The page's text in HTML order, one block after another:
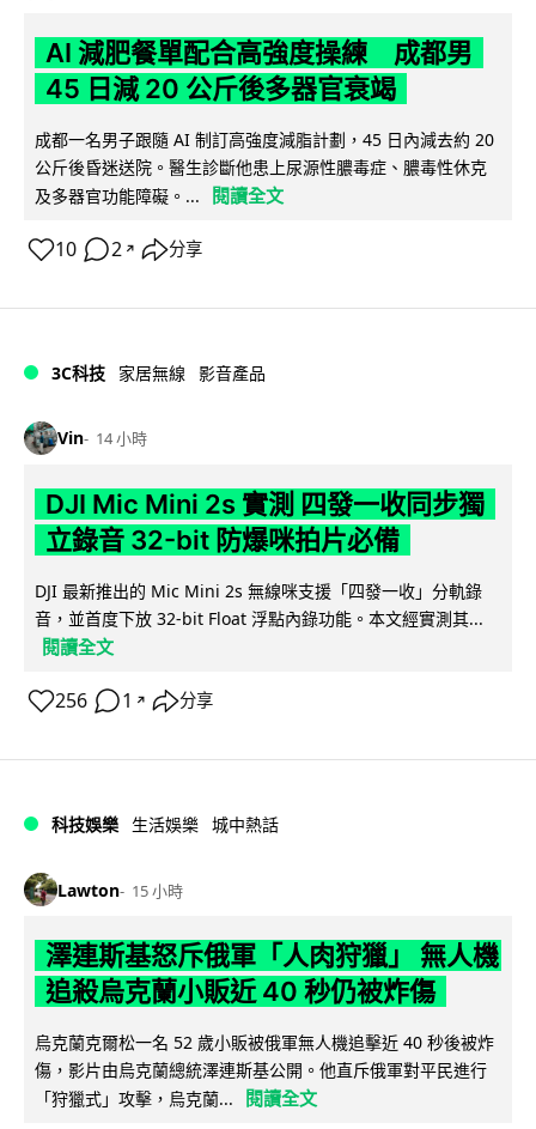
AI 減肥餐單配合高強度操練 成都男
45 日減 20 公斤後多器官衰竭
成都一名男子跟隨 AI 制訂高強度減脂計劃，45 日內減去約 20
公斤後昏迷送院。醫生診斷他患上尿源性膿毒症、膿毒性休克
及多器官功能障礙。...
閱讀全文
10 2 ↗ 分享
3C科技 家居無線 影音產品
Vin 14 小時
DJI Mic Mini 2s 實測 四發一收同步獨
立錄音 32-bit 防爆咪拍片必備
DJI 最新推出的 Mic Mini 2s 無線咪支援「四發一收」分軌錄
音，並首度下放 32-bit Float 浮點內錄功能。本文經實測其...
閱讀全文
256 1 ↗ 分享
科技娛樂 生活娛樂 城中熱話
Lawton 15 小時
澤連斯基怒斥俄軍「人肉狩獵」 無人機
追殺烏克蘭小販近 40 秒仍被炸傷
烏克蘭克爾松一名 52 歲小販被俄軍無人機追擊近 40 秒後被炸
傷，影片由烏克蘭總統澤連斯基公開。他直斥俄軍對平民進行
「狩獵式」攻擊，烏克蘭...
閱讀全文